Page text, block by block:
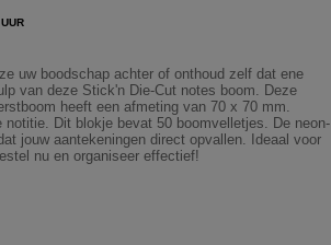
uw boodschap achter of onthoud zelf dat ene
van deze Stick'n Die-Cut notes boom. Deze
heeft een afmeting van 70 x 70 mm.
notitie. Dit blokje bevat 50 boomvelletjes. De neon-
jouw aantekeningen direct opvallen. Ideaal voor
nu en organiseer effectief!